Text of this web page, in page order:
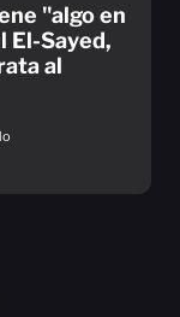
"algo en
El-Sayed,
al